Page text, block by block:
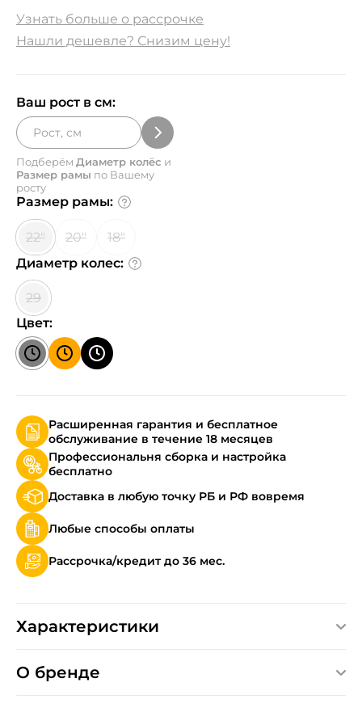
Узнать больше о рассрочке
Нашли дешевле? Снизим цену!
Ваш рост в см:
Подберём Диаметр колёс и
Размер рамы по Вашему
росту
Размер рамы:
22" 20"
18"
Диаметр колес:
29
Цвет:
Расширенная гарантия и бесплатное
обслуживание в течение 18 месяцев
Профессиональня сборка и настройка
бесплатно
Доставка в любую точку РБ и РФ вовремя
Любые способы оплаты
Рассрочка/кредит до 36 мес.
Характеристики
О бренде